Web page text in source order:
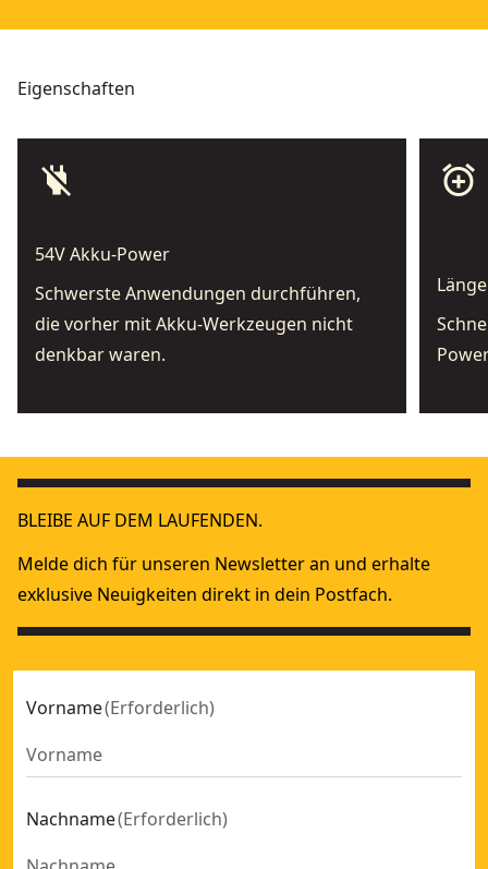
Eigenschaften
power_off
54V Akku-Power
Schwerste Anwendungen durchführen,
die vorher mit Akku-Werkzeugen nicht
denkbar waren.
add_alarm
BLEIBE AUF DEM LAUFENDEN.
Melde dich für unseren Newsletter an und erhalte
exklusive Neuigkeiten direkt in dein Postfach.
Vorname(Erforderlich)
Nachname(Erforderlich)